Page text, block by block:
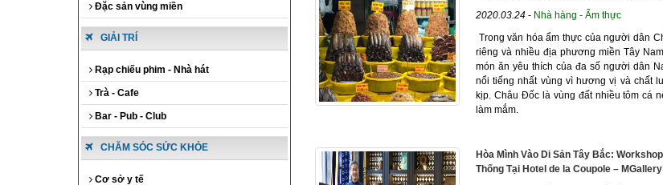
Đặc sản vùng miền
GIẢI TRÍ
Rạp chiếu phim - Nhà hát
Trà - Cafe
Bar - Pub - Club
CHĂM SÓC SỨC KHỎE
Cơ sở y tế
2020.03.24 - Nhà hàng - Ẩm thực
Trong văn hóa ẩm thực của người dân
riêng và nhiều địa phương miền Tây
món ăn yêu thích của đa số người dân
nổi tiếng nhất vùng vì hương vị và chất
kịp. Châu Đốc là vùng đất nhiều tôm cá
làm mắm.
Hòa Mình Vào Di Sản Tây Bắc:
Thống Tại Hotel de la Coupole –